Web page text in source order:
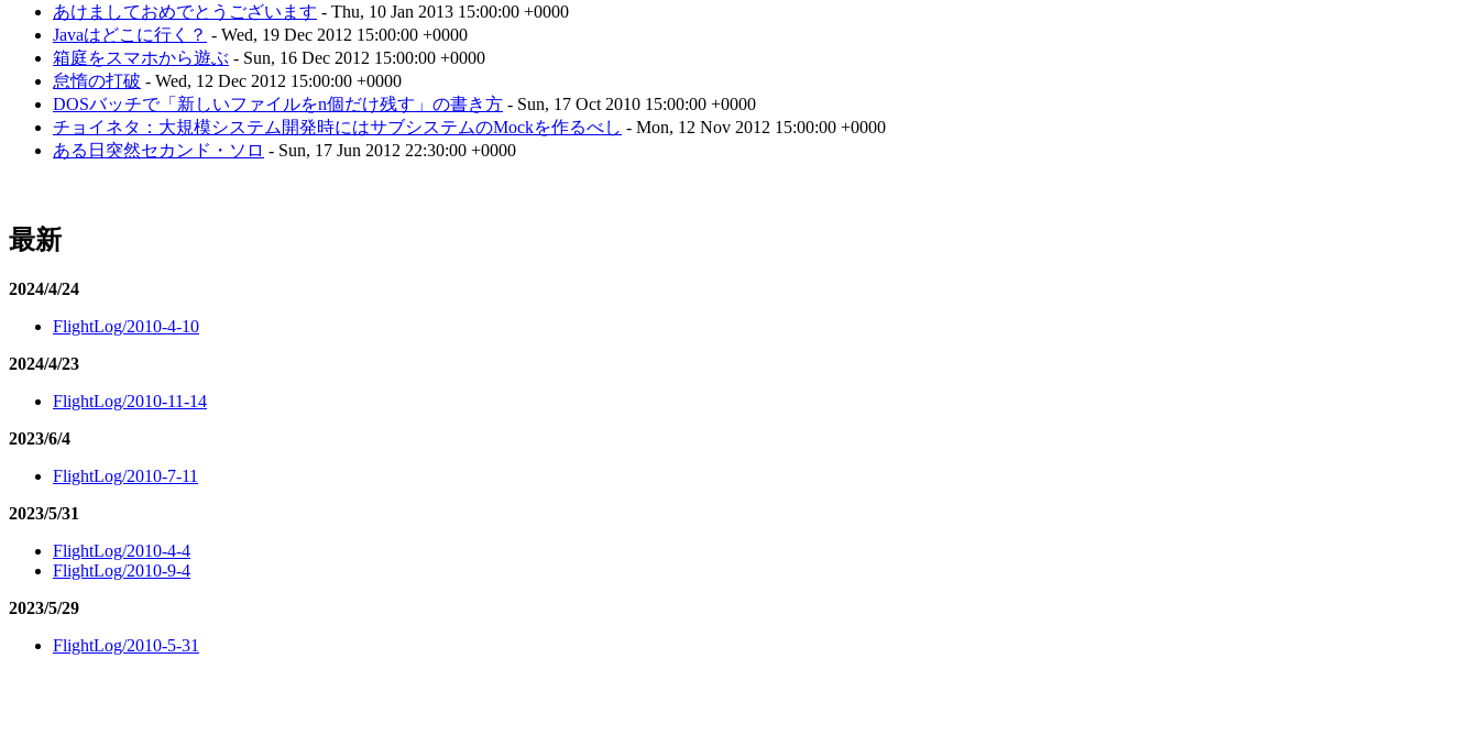
あけましておめでとうございます - Thu, 10 Jan 2013 15:00:00 +0000
Javaはどこに行く？ - Wed, 19 Dec 2012 15:00:00 +0000
箱庭をスマホから遊ぶ - Sun, 16 Dec 2012 15:00:00 +0000
怠惰の打破 - Wed, 12 Dec 2012 15:00:00 +0000
DOSバッチで「新しいファイルをn個だけ残す」の書き方 - Sun, 17 Oct 2010 15:00:00 +0000
チョイネタ：大規模システム開発時にはサブシステムのMockを作るべし - Mon, 12 Nov 2012 15:00:00 +0000
ある日突然セカンド・ソロ - Sun, 17 Jun 2012 22:30:00 +0000
最新
2024/4/24
FlightLog/2010-4-10
2024/4/23
FlightLog/2010-11-14
2023/6/4
FlightLog/2010-7-11
2023/5/31
FlightLog/2010-4-4
FlightLog/2010-9-4
2023/5/29
FlightLog/2010-5-31